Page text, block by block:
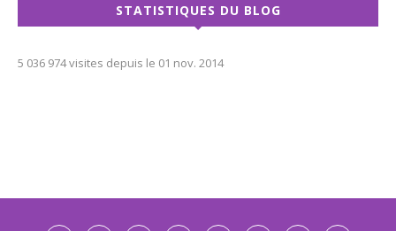
STATISTIQUES DU BLOG
5 036 974 visites depuis le 01 nov. 2014